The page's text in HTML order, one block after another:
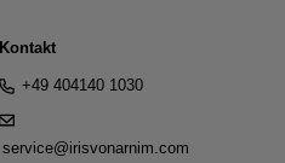
Kontakt
+49 404140 1030
service@irisvonarnim.com